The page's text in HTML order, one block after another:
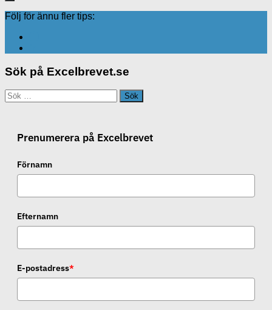
Följ för ännu fler tips:
Sök på Excelbrevet.se
Sök
efter:
Prenumerera på Excelbrevet
Förnamn
Efternamn
E-postadress*